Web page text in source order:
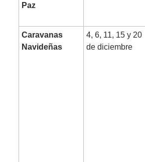
Paz
Caravanas
Navideñas
4, 6, 11, 15 y 20
de diciembre